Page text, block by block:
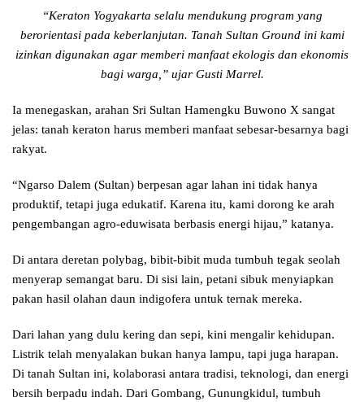
“Keraton Yogyakarta selalu mendukung program yang
berorientasi pada keberlanjutan. Tanah Sultan Ground ini kami
izinkan digunakan agar memberi manfaat ekologis dan ekonomis
bagi warga,” ujar Gusti Marrel.
Ia menegaskan, arahan Sri Sultan Hamengku Buwono X sangat
jelas: tanah keraton harus memberi manfaat sebesar-besarnya bagi
rakyat.
“Ngarso Dalem (Sultan) berpesan agar lahan ini tidak hanya
produktif, tetapi juga edukatif. Karena itu, kami dorong ke arah
pengembangan agro-eduwisata berbasis energi hijau,” katanya.
Di antara deretan polybag, bibit-bibit muda tumbuh tegak seolah
menyerap semangat baru. Di sisi lain, petani sibuk menyiapkan
pakan hasil olahan daun indigofera untuk ternak mereka.
Dari lahan yang dulu kering dan sepi, kini mengalir kehidupan.
Listrik telah menyalakan bukan hanya lampu, tapi juga harapan.
Di tanah Sultan ini, kolaborasi antara tradisi, teknologi, dan energi
bersih berpadu indah. Dari Gombang, Gunungkidul, tumbuh